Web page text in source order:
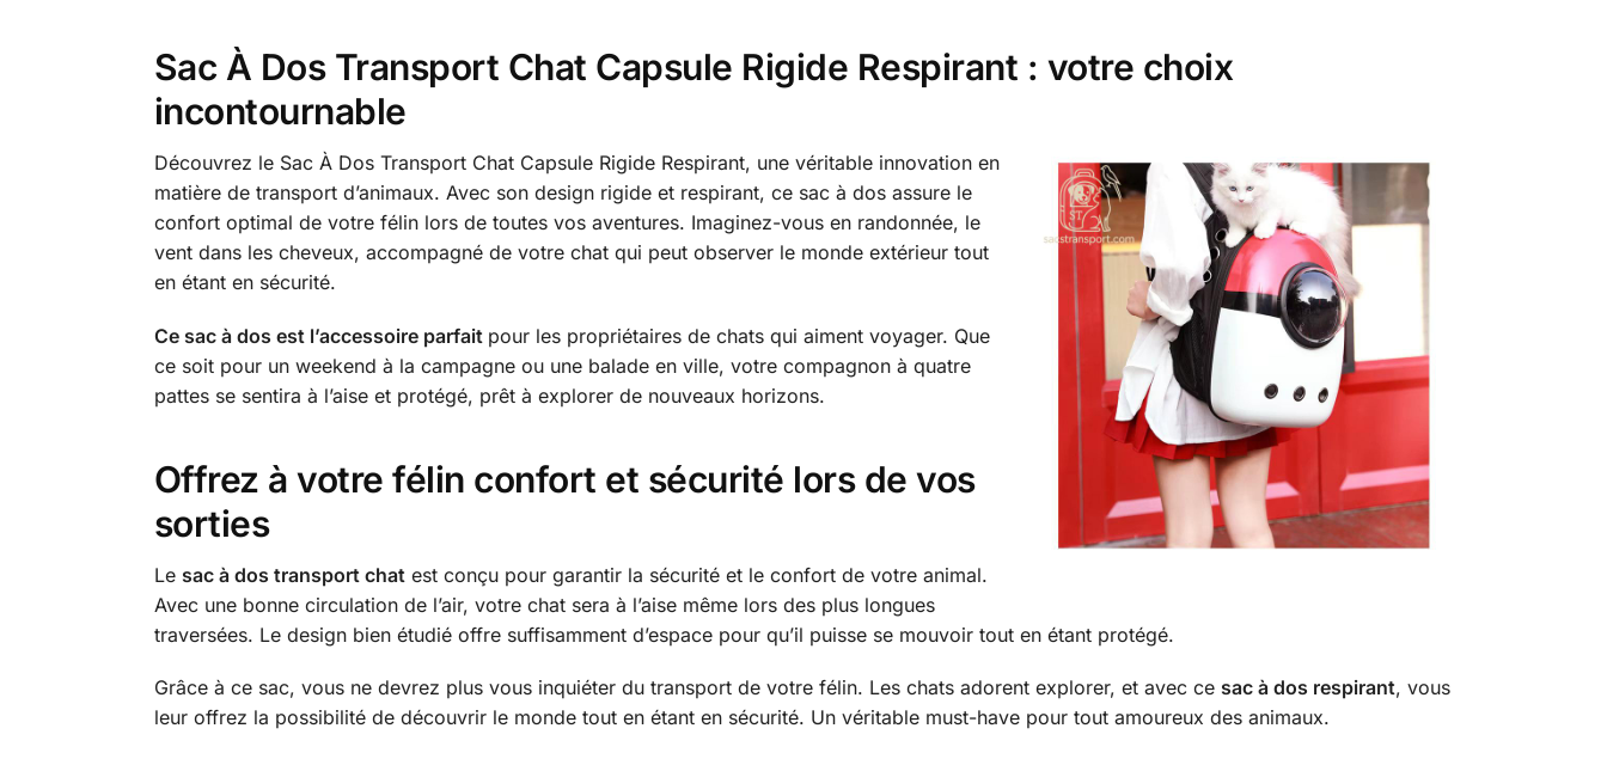
Sac À Dos Transport Chat Capsule Rigide Respirant : votre choix
incontournable
Découvrez le Sac À Dos Transport Chat Capsule Rigide Respirant, une véritable innovation en
matière de transport d’animaux. Avec son design rigide et respirant, ce sac à dos assure le
confort optimal de votre félin lors de toutes vos aventures. Imaginez-vous en randonnée, le
vent dans les cheveux, accompagné de votre chat qui peut observer le monde extérieur tout
en étant en sécurité.
Ce sac à dos est l’accessoire parfait pour les propriétaires de chats qui aiment voyager. Que
ce soit pour un weekend à la campagne ou une balade en ville, votre compagnon à quatre
pattes se sentira à l’aise et protégé, prêt à explorer de nouveaux horizons.
Offrez à votre félin confort et sécurité lors de vos
sorties
Le sac à dos transport chat est conçu pour garantir la sécurité et le confort de votre animal.
Avec une bonne circulation de l’air, votre chat sera à l’aise même lors des plus longues
traversées. Le design bien étudié offre suffisamment d’espace pour qu’il puisse se mouvoir tout en étant protégé.
Grâce à ce sac, vous ne devrez plus vous inquiéter du transport de votre félin. Les chats adorent explorer, et avec ce sac à dos respirant, vous
leur offrez la possibilité de découvrir le monde tout en étant en sécurité. Un véritable must-have pour tout amoureux des animaux.